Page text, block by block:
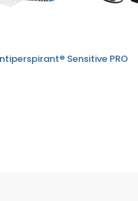
Sensitive PRO